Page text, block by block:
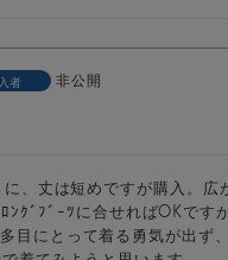
者
非公開
、丈は短めですが購入。広
ﾝｸﾞﾌﾞｰﾂに合せればOKです
目にとって着る勇気が出ず